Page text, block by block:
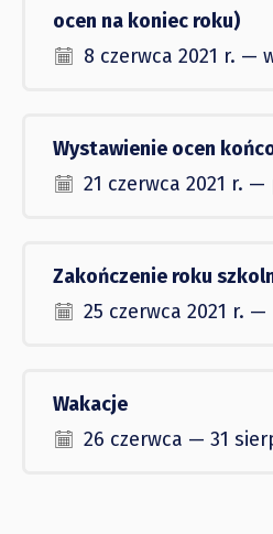
ocen na koniec roku)
8 czerwca 2021 r. —
Wystawienie ocen
21 czerwca 2021 r. —
Zakończenie roku
25 czerwca 2021 r.
Wakacje
26 czerwca — 31